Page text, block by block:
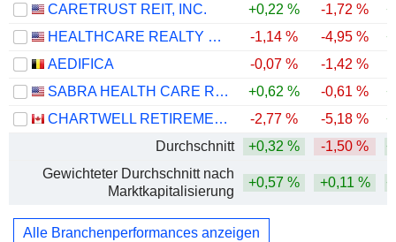
CARETRUST REIT, INC.
+0,22 % -1,72 %
HEALTHCARE REALTY TRUST INCORPORATED
-1,14 % -4,95 %
AEDIFICA
-0,07 % -1,42 %
SABRA HEALTH CARE REIT, INC.
+0,62 % -0,61 %
CHARTWELL RETIREMENT RESIDENCES
-2,77 % -5,18 %
Durchschnitt
+0,32 % -1,50 %
Gewichteter Durchschnitt nach
Marktkapitalisierung
+0,57 % +0,11 %
Alle Branchenperformances anzeigen